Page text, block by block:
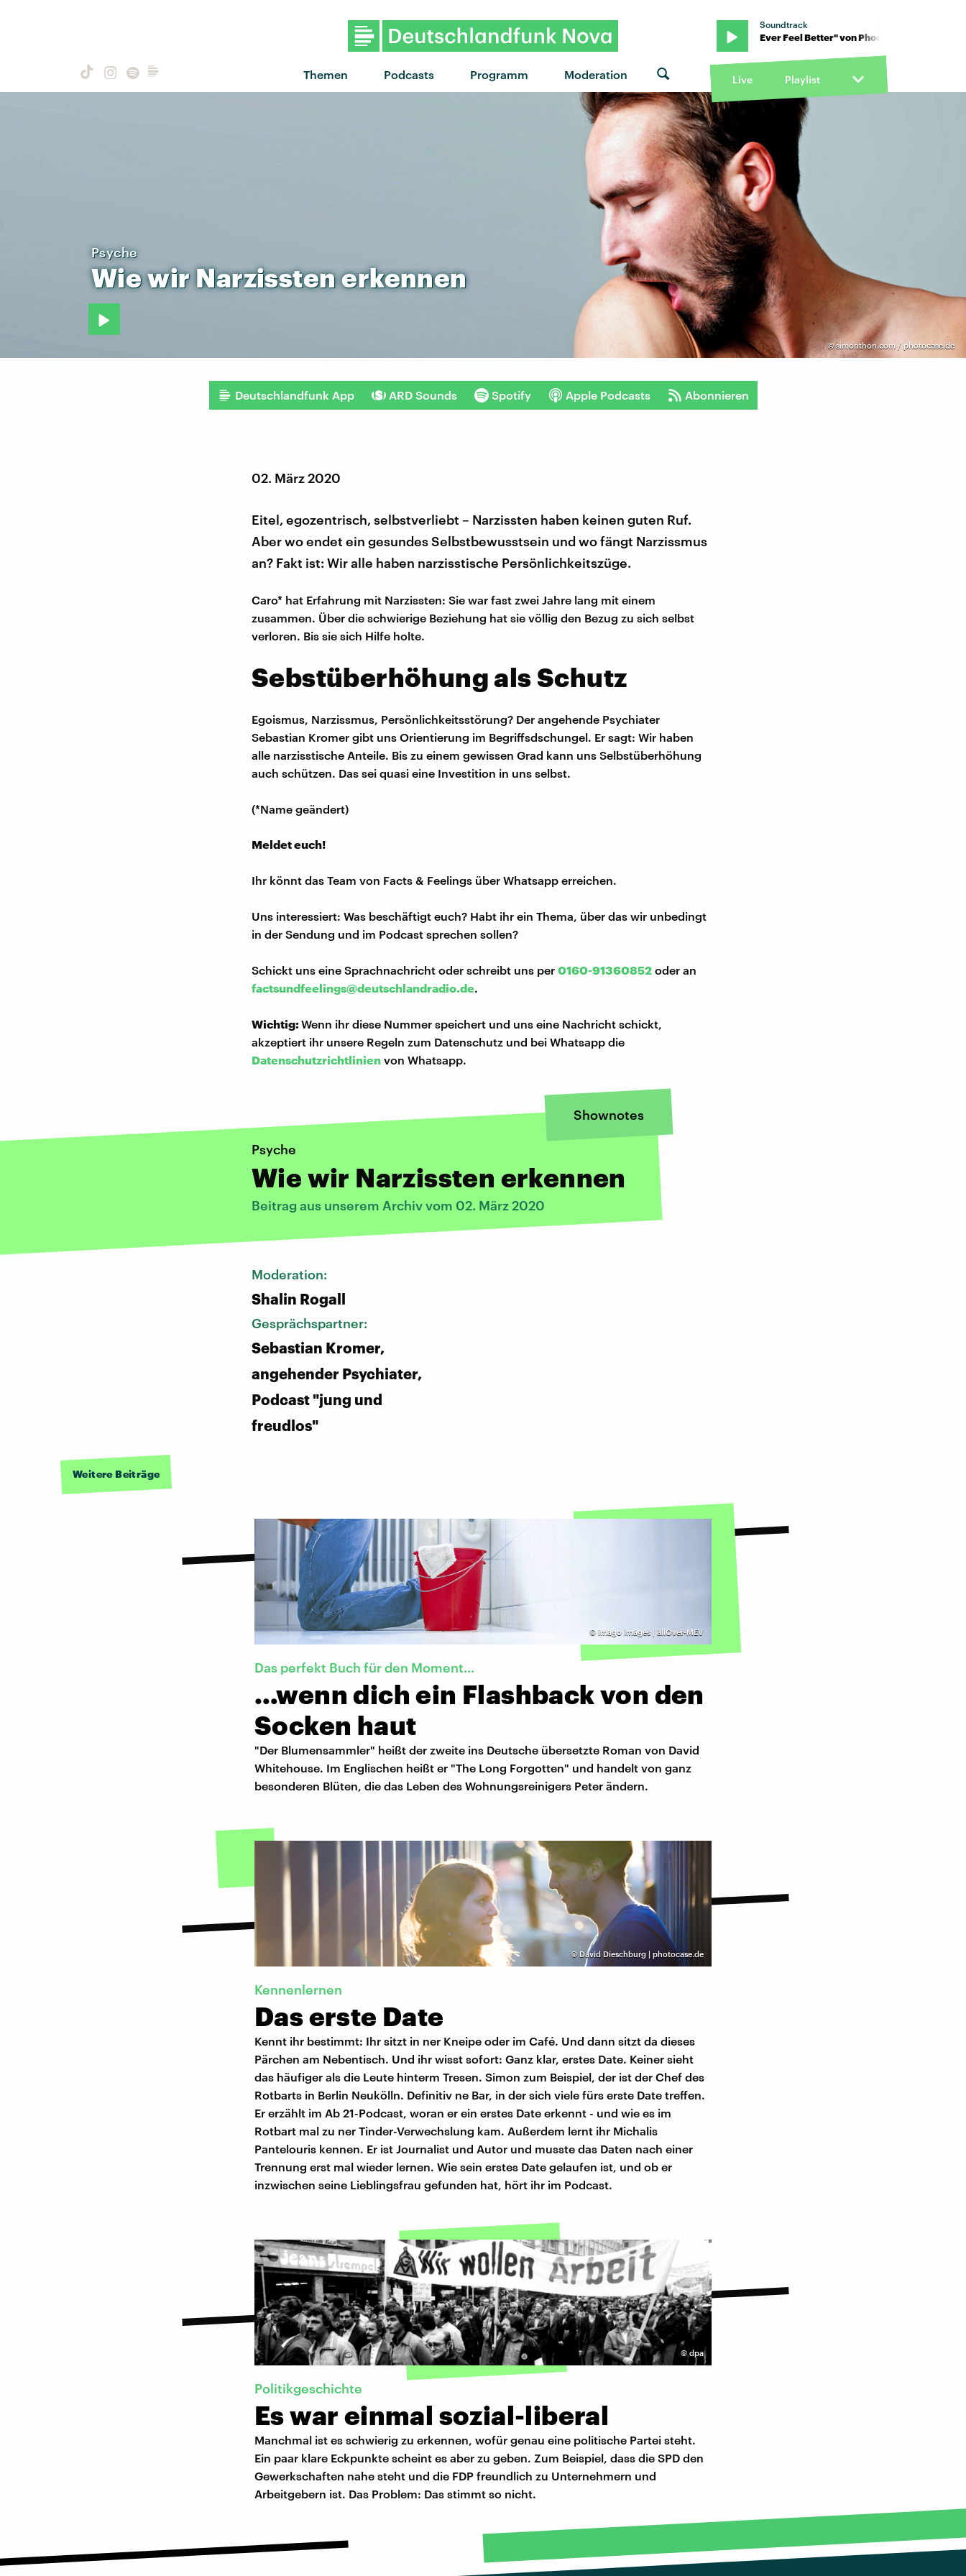
Themen Podcasts Programm Moderation
Soundtrack
"If I Ever Feel Better" von Phoenix · "If I Ever Feel Better" von Phoenix · "If I Ever Feel Better"
Live Playlist
©simonthon.com / photocase.de
Psyche
WiewirNarzisstenerkennen
Deutschlandfunk App ARD Sounds Spotify Apple Podcasts Abonnieren
02. März 2020
Eitel, egozentrisch, selbstverliebt – Narzissten haben keinen guten Ruf.
Aber wo endet ein gesundes Selbstbewusstsein und wo fängt Narzissmus
an? Fakt ist: Wir alle haben narzisstische Persönlichkeitszüge.
Caro* hat Erfahrung mit Narzissten: Sie war fast zwei Jahre lang mit einem
zusammen. Über die schwierige Beziehung hat sie völlig den Bezug zu sich selbst
verloren. Bis sie sich Hilfe holte.
Sebstüberhöhung als Schutz
Egoismus, Narzissmus, Persönlichkeitsstörung? Der angehende Psychiater
Sebastian Kromer gibt uns Orientierung im Begriffsdschungel. Er sagt: Wir haben
alle narzisstische Anteile. Bis zu einem gewissen Grad kann uns Selbstüberhöhung
auch schützen. Das sei quasi eine Investition in uns selbst.
(*Name geändert)
Meldet euch!
Ihr könnt das Team von Facts & Feelings über Whatsapp erreichen.
Uns interessiert: Was beschäftigt euch? Habt ihr ein Thema, über das wir unbedingt
in der Sendung und im Podcast sprechen sollen?
Schickt uns eine Sprachnachricht oder schreibt uns per 0160-91360852 oder an
factsundfeelings@deutschlandradio.de.
Wichtig:Wenn ihr diese Nummer speichert und uns eine Nachricht schickt,
akzeptiert ihr unsere Regeln zum Datenschutz und bei Whatsapp die
Datenschutzrichtlinien von Whatsapp.
Shownotes
Psyche
Wie wir Narzissten erkennen
Beitrag aus unserem Archiv vom 02. März 2020
Moderation:
Shalin Rogall
Gesprächspartner:
Sebastian Kromer,
angehender Psychiater,
Podcast "jung und
freudlos"
Weitere Beiträge
© imago images | allOver-MEV
Das perfekt Buch für den Moment…
…wenn dich ein Flashback von den
Socken haut
"Der Blumensammler" heißt der zweite ins Deutsche übersetzte Roman von David
Whitehouse. Im Englischen heißt er "The Long Forgotten" und handelt von ganz
besonderen Blüten, die das Leben des Wohnungsreinigers Peter ändern.
© David Dieschburg | photocase.de
Kennenlernen
Das erste Date
Kennt ihr bestimmt: Ihr sitzt in ner Kneipe oder im Café. Und dann sitzt da dieses
Pärchen am Nebentisch. Und ihr wisst sofort: Ganz klar, erstes Date. Keiner sieht
das häufiger als die Leute hinterm Tresen. Simon zum Beispiel, der ist der Chef des
Rotbarts in Berlin Neukölln. Definitiv ne Bar, in der sich viele fürs erste Date treffen.
Er erzählt im Ab 21-Podcast, woran er ein erstes Date erkennt - und wie es im
Rotbart mal zu ner Tinder-Verwechslung kam. Außerdem lernt ihr Michalis
Pantelouris kennen. Er ist Journalist und Autor und musste das Daten nach einer
Trennung erst mal wieder lernen. Wie sein erstes Date gelaufen ist, und ob er
inzwischen seine Lieblingsfrau gefunden hat, hört ihr im Podcast.
© dpa
Politikgeschichte
Es war einmal sozial-liberal
Manchmal ist es schwierig zu erkennen, wofür genau eine politische Partei steht.
Ein paar klare Eckpunkte scheint es aber zu geben. Zum Beispiel, dass die SPD den
Gewerkschaften nahe steht und die FDP freundlich zu Unternehmern und
Arbeitgebern ist. Das Problem: Das stimmt so nicht.